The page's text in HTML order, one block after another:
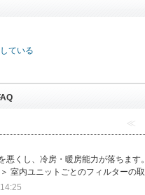
ている
≪
悪くし、冷房・暖房能力が落ちま
室内ユニットごとのフィルターの